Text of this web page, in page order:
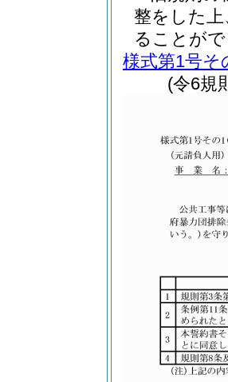
整をした
ることが
様式第1号そ
(令6規